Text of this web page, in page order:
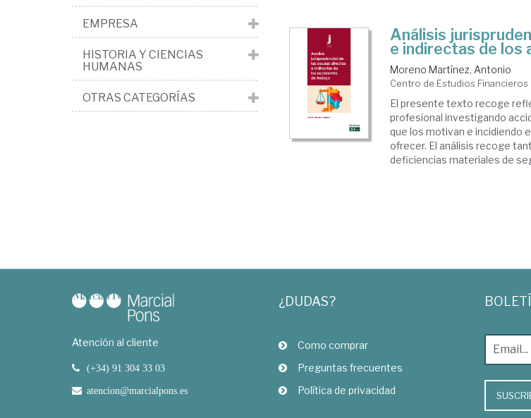
Análisis
e indirectas de los
Moreno Martínez, Antonio
Centro de Estudios Financieros
El presente texto recoge
profesional investigando
que los motivan e incidiendo
ofrecer. El análisis recoge
deficiencias materiales de
EMPRESA
HISTORIA Y CIENCIAS
HUMANAS
OTRAS CATEGORÍAS
Atención al cliente
(+34) 91 304 33 03
atencion@marcialpons.es
¿DUDAS?
Como comprar
Preguntas frecuentes
Política de privacidad